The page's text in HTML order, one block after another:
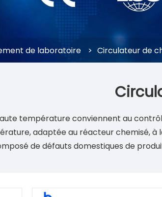
de laboratoire > Circulateur de
température conviennent au
adaptée au réacteur chemisé,
de défauts domestiques de